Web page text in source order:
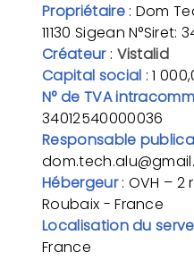
Propriétaire: Dom
11130 Sigean N°Siret:
Créateur: Vistalid
Capital social : 1
N° de TVA
34012540000036
Responsable
Hébergeur: OVH – 2
Roubaix - France
Localisation du
France